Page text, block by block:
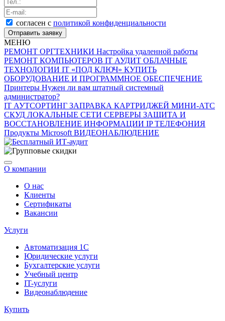
согласен с политикой конфиденциальности
Отправить заявку
МЕНЮ
РЕМОНТ ОРГТЕХНИКИ Настройка удаленной работы
РЕМОНТ КОМПЬЮТЕРОВ IT АУДИТ ОБЛАЧНЫЕ
ТЕХНОЛОГИИ IT «ПОД КЛЮЧ» КУПИТЬ
ОБОРУДОВАНИЕ И ПРОГРАММНОЕ ОБЕСПЕЧЕНИЕ
Принтеры Нужен ли вам штатный системный
администратор?
IT АУТСОРТИНГ ЗАПРАВКА КАРТРИДЖЕЙ МИНИ-АТС
СКУД ЛОКАЛЬНЫЕ СЕТИ СЕРВЕРЫ ЗАЩИТА И
ВОССТАНОВЛЕНИЕ ИНФОРМАЦИИ IP ТЕЛЕФОНИЯ
Продукты Microsoft ВИДЕОНАБЛЮДЕНИЕ
О компании
О нас
Клиенты
Сертификаты
Вакансии
Услуги
Автоматизация 1С
Юридические услуги
Бухгалтерские услуги
Учебный центр
IT-услуги
Видеонаблюдение
Купить